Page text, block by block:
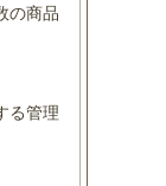
の商品
る管理